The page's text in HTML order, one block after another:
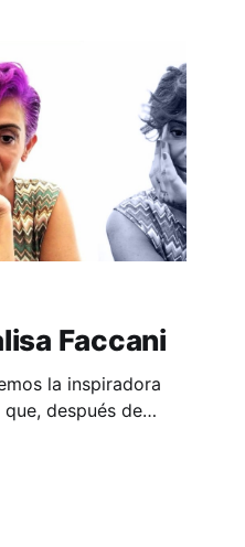
Faccani
la inspiradora
después de